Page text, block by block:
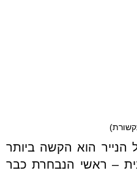
הוא הקשה ביותר
– ראשי הנבחרת כבר